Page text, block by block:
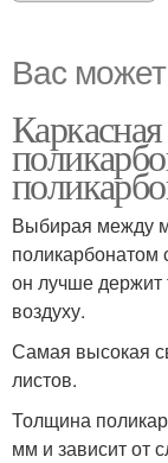
Вас
Выбирая между
поликарбонатом
он лучше держит
воздуху.
Самая высокая
листов.
Толщина
мм и зависит от